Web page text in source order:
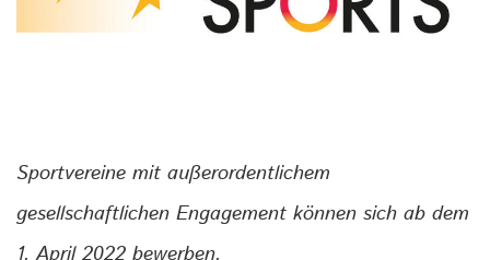
Sportvereine mit außerordentlichem
gesellschaftlichen Engagement können sich ab dem